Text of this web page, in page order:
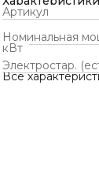
регулятор
выходное
установлено
✓
эксплуатации;
✓ Мощность 4,5
Артикул
Номинальная
кВт
Электростар.
Все